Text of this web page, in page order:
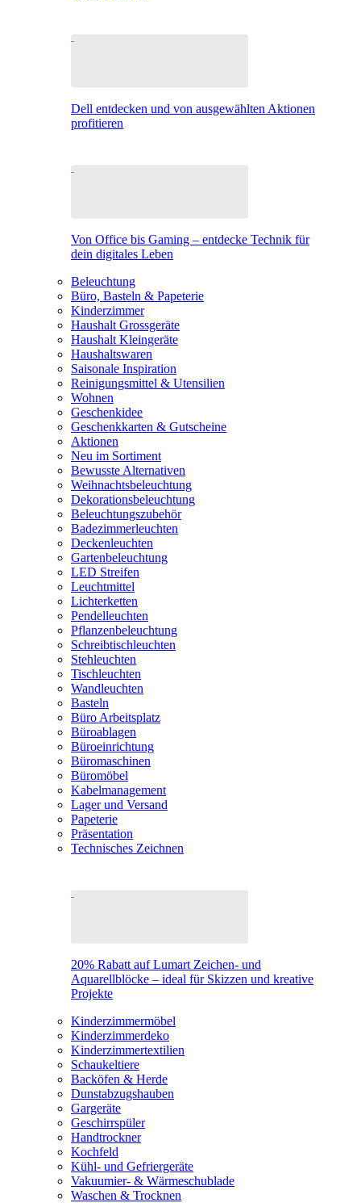
Dell entdecken und von ausgewählten Aktionen
profitieren
Von Office bis Gaming – entdecke Technik für
dein digitales Leben
Beleuchtung
Büro, Basteln & Papeterie
Kinderzimmer
Haushalt Grossgeräte
Haushalt Kleingeräte
Haushaltswaren
Saisonale Inspiration
Reinigungsmittel & Utensilien
Wohnen
Geschenkidee
Geschenkkarten & Gutscheine
Aktionen
Neu im Sortiment
Bewusste Alternativen
Weihnachtsbeleuchtung
Dekorationsbeleuchtung
Beleuchtungszubehör
Badezimmerleuchten
Deckenleuchten
Gartenbeleuchtung
LED Streifen
Leuchtmittel
Lichterketten
Pendelleuchten
Pflanzenbeleuchtung
Schreibtischleuchten
Stehleuchten
Tischleuchten
Wandleuchten
Basteln
Büro Arbeitsplatz
Büroablagen
Büroeinrichtung
Büromaschinen
Büromöbel
Kabelmanagement
Lager und Versand
Papeterie
Präsentation
Technisches Zeichnen
20% Rabatt auf Lumart Zeichen- und
Aquarellblöcke – ideal für Skizzen und kreative
Projekte
Kinderzimmermöbel
Kinderzimmerdeko
Kinderzimmertextilien
Schaukeltiere
Backöfen & Herde
Dunstabzugshauben
Gargeräte
Geschirrspüler
Handtrockner
Kochfeld
Kühl- und Gefriergeräte
Vakuumier- & Wärmeschublade
Waschen & Trocknen